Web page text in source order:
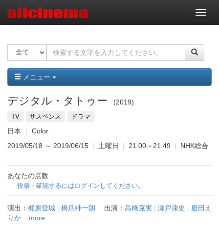
ナ
ビ
ー
ョ
ン
メニュー
デジタル・タトゥー 2019
TV サスペンス ドラマ
日本
Color
2019/05/18 ～ 2019/06/15 | 土曜日 | 21:00～21:49 | NHK総合
あなたの点数
投票・確認するにはログインしてください。
演出： 梶原登城 | 橋爪紳一朗 出演： 高橋克実 | 瀬戸康史 | 唐田え
りか
...more